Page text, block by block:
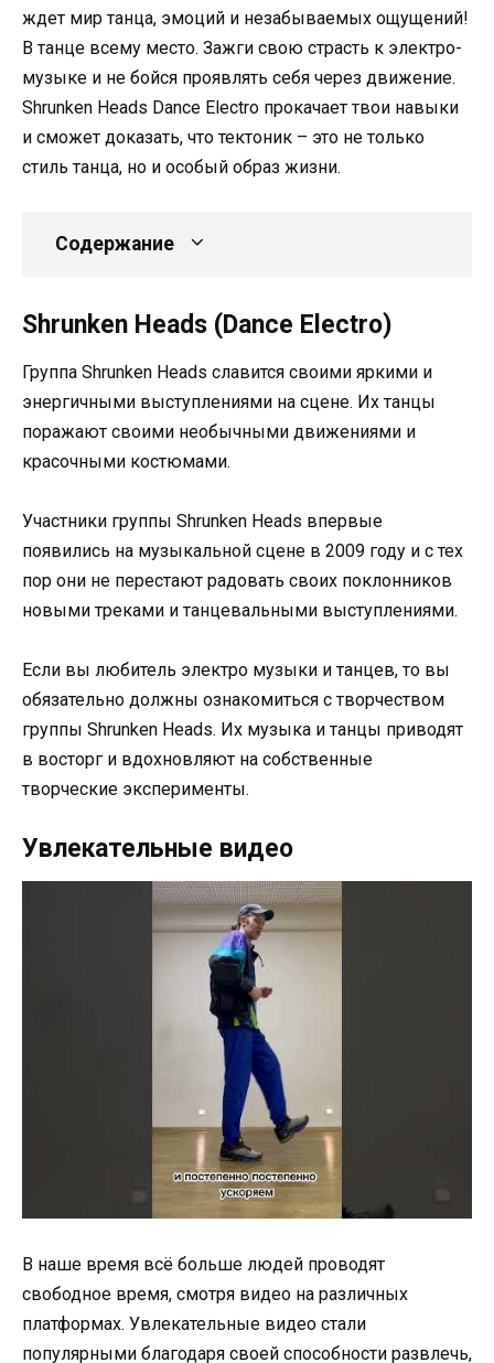
ждет мир танца, эмоций и незабываемых ощущений!
В танце всему место. Зажги свою страсть к электро-
музыке и не бойся проявлять себя через движение.
Shrunken Heads Dance Electro прокачает твои навыки
и сможет доказать, что тектоник – это не только
стиль танца, но и особый образ жизни.
Содержание
Shrunken Heads (Dance Electro)
Группа Shrunken Heads славится своими яркими и
энергичными выступлениями на сцене. Их танцы
поражают своими необычными движениями и
красочными костюмами.
Участники группы Shrunken Heads впервые
появились на музыкальной сцене в 2009 году и с тех
пор они не перестают радовать своих поклонников
новыми треками и танцевальными выступлениями.
Если вы любитель электро музыки и танцев, то вы
обязательно должны ознакомиться с творчеством
группы Shrunken Heads. Их музыка и танцы приводят
в восторг и вдохновляют на собственные
творческие эксперименты.
Увлекательные видео
В наше время всё больше людей проводят
свободное время, смотря видео на различных
платформах. Увлекательные видео стали
популярными благодаря своей способности развлечь,